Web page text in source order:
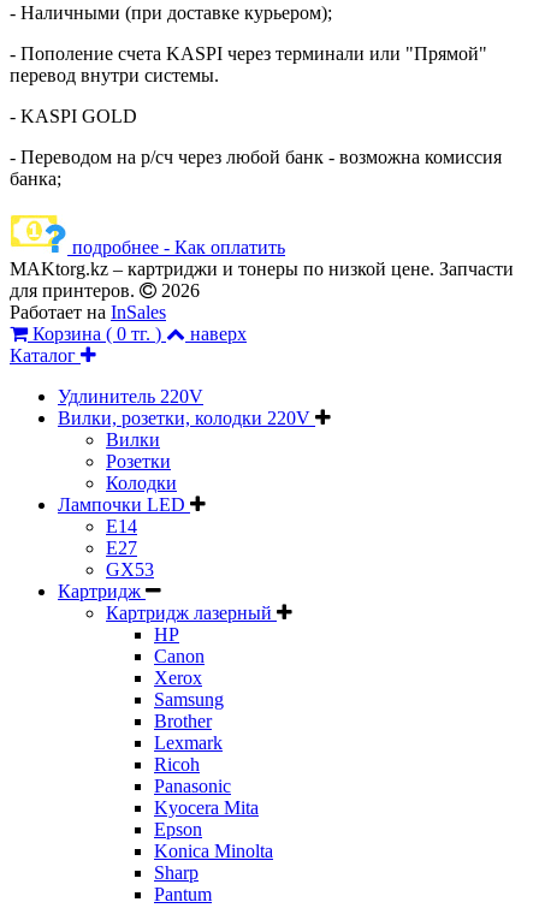
- Наличными (при доставке курьером);
- Пополение счета KASPI через терминали или "Прямой"
перевод внутри системы.
- KASPI GOLD
- Переводом на р/сч через любой банк - возможна комиссия
банка;
подробнее - Как оплатить
MAKtorg.kz – картриджи и тонеры по низкой цене. Запчасти
для принтеров.
2026
Работает на InSales
Корзина ( 0 тг. )
наверх
Каталог
Удлинитель 220V
Вилки, розетки, колодки 220V
Вилки
Розетки
Колодки
Лампочки LED
E14
E27
GX53
Картридж
Картридж лазерный
HP
Canon
Xerox
Samsung
Brother
Lexmark
Ricoh
Panasonic
Kyocera Mita
Epson
Konica Minolta
Sharp
Pantum